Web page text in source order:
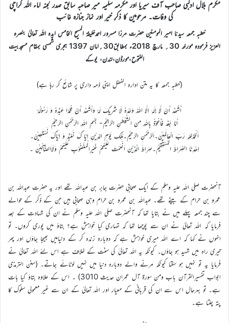
مکرم بلال ادلبی صاحب آف سیریا اور مکرمہ سلیمہ میر صاحبہ سابق صدر لجنہ اماء اللہ کراچی
کی وفات۔ مرحومین کا ذکرِ خیر اور نماز جنازہ غائب
خطبہ جمعہ سیدنا امیر المومنین حضرت مرزا مسرور احمدخلیفۃ المسیح الخامس ایدہ اللہ تعالیٰ بنصرہ
العزیز فرمودہ مورخہ 30؍ مارچ 2018ء بمطابق30؍امان 1397 ہجری شمسی بمقام مسجدبیت
الفتوح،مورڈن،لندن، یوکے
(خطبہ جمعہ کا یہ متن ادارہ الفضل اپنی ذمہ داری پر شائع کر رہا ہے)
أَشْھَدُ أَنْ لَّا إِلٰہَ اِلَّا اللہُ وَحْدَہٗ لَا شَرِیکَ لَہٗ وَأَشْھَدُ أَنَّ مُحَمَّدًا عَبْدُہٗ وَ رَسُوْلُہٗ
أَمَّا بَعْدُ فَأَعُوْذُ بِاللہِ مِنَ الشَّیْطٰنِ الرَّجِیْمِ- بِسْمِ اللہِ الرَّحْمٰنِ الرَّحِیْمِ
اَلْحَمْدُلِلہِ رَبِّ الْعَالَمِیْنَ۔اَلرَّحْمٰنِ الرَّحِیْمِ۔مٰلِکِ یَوْمِ الدِّیْنِ اِیَّا کَ نَعْبُدُ وَ اِیَّاکَ نَسْتَعِیْنُ۔
اِھْدِنَا الصِّرَاطَ الْمُسْتَقِیْمَ۔صِرَاطَ الَّذِیْنَ اَنْعَمْتَ عَلَیْھِمْ غَیْرِالْمَغْضُوْبِ عَلَیْھِمْ وَلَاالضَّآلِّیْنَ ۔
آنحضرت صلی اللہ علیہ وسلم کے ایک صحابی حضرت جابر بن عبداللہ تھے اور یہ حضرت عبداللہ بن
عمرو بن حرام کے بیٹے تھے۔ عبداللہ بن عمرو بن حرام وہی صحابی ہیں جن کے ذکر کے حوالے
سے چند جمعہ پہلے میں نے بتایا تھا کہ آنحضرت صلی اللہ علیہ وسلم نے ان کی شہادت کے بعد
فرمایا کہ اللہ تعالیٰ نے ان سے پوچھا تھا کہ تمہاری کیا خواہش ہے؟ بتاؤ میں پوری کروں۔ تو
انہوں نے کہا کہ اے اللہ میری خواہش ہے کہ دوبارہ زندہ کر کے دنیامیں بھیجا جاؤں اور پھر
تیری راہ میں شہید ہو جاؤں۔ کیونکہ یہ اللہ تعالیٰ کی سنّت کے خلاف ہے اس لئے اللہ تعالیٰ نے
فرمایا یہ تو نہیں ہو سکتا کیونکہ مرنے والے دوبارہ دنیا میں نہیں لوٹائے جاتے۔ (سنن الترمذی
ابواب تفسیرالقرآن باب ومن سورۃ آل عمران حدیث 3010) ۔ اس کے علاوہ بتاؤ کیا بات
ہے۔ تو بہرحال اس سے ان کی قربانی کے معیار اور اللہ تعالیٰ کے ان سے غیر معمولی سلوک کا
پتہ چلتا ہے۔